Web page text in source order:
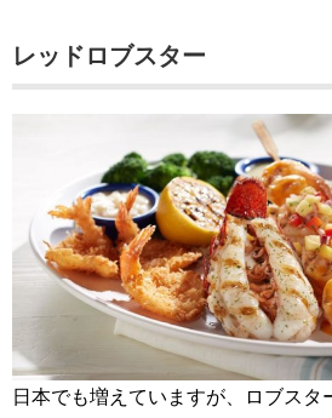
レッドロブスター
日本でも増えていますが、ロブスタ